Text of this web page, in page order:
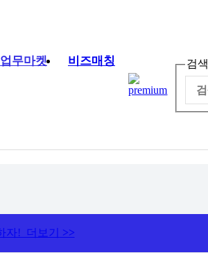
업무마켓 비즈매칭
검색
자! 더보기 >>